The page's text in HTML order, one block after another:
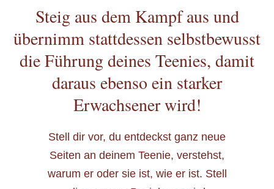
Steig aus dem Kampf aus und
übernimm stattdessen selbstbewusst
die Führung deines Teenies, damit
daraus ebenso ein starker
Erwachsener wird!
Stell dir vor, du entdeckst ganz neue
Seiten an deinem Teenie, verstehst,
warum er oder sie ist, wie er ist. Stell